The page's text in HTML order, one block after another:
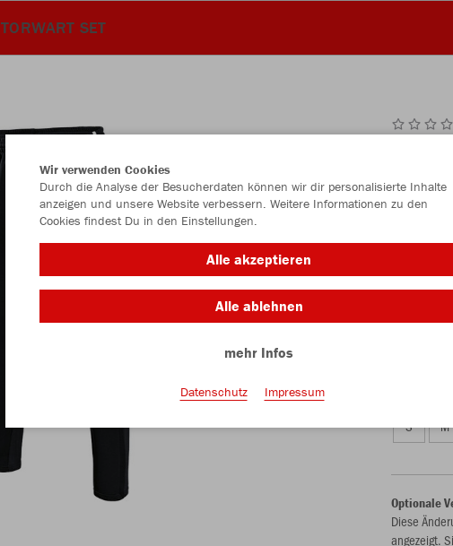
TORWART SET
Kinder
S M
Optionale
Diese
angezeigt.
Wir verwenden Cookies
Durch die Analyse der Besucherdaten können wir dir personalisierte Inhalte
anzeigen und unsere Website verbessern. Weitere Informationen zu den
Cookies findest Du in den Einstellungen.
Alle akzeptieren
Alle ablehnen
mehr Infos
Datenschutz Impressum